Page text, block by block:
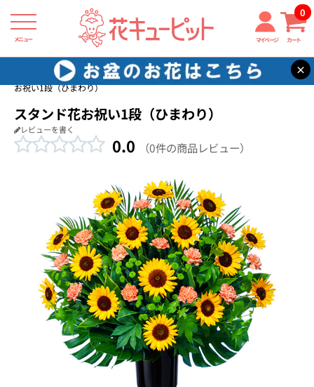
メニュー マイページ カート
0
×
花キューピット 新築引っ越し祝い
【新築引っ越し祝い】スタンド花
お祝い1段（ひまわり）
スタンド花お祝い1段（ひまわり）
レビューを書く
0.0 （0件の商品レビュー）